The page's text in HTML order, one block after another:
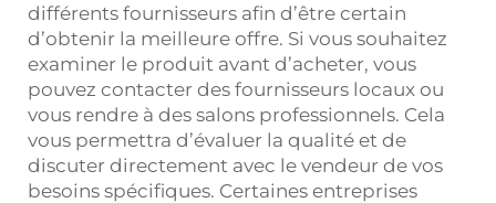
différents fournisseurs afin d’être certain
d’obtenir la meilleure offre. Si vous souhaitez
examiner le produit avant d’acheter, vous
pouvez contacter des fournisseurs locaux ou
vous rendre à des salons professionnels. Cela
vous permettra d’évaluer la qualité et de
discuter directement avec le vendeur de vos
besoins spécifiques. Certaines entreprises